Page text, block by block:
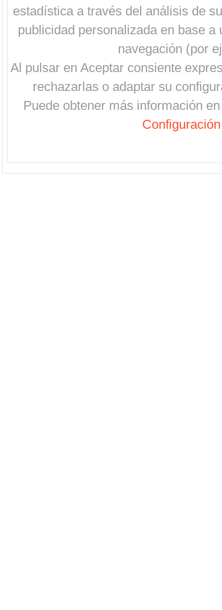
estadística a través del análisis de
publicidad personalizada en base
navegación (por
Al pulsar en Aceptar consiente
rechazarlas o adaptar su
Puede obtener más información